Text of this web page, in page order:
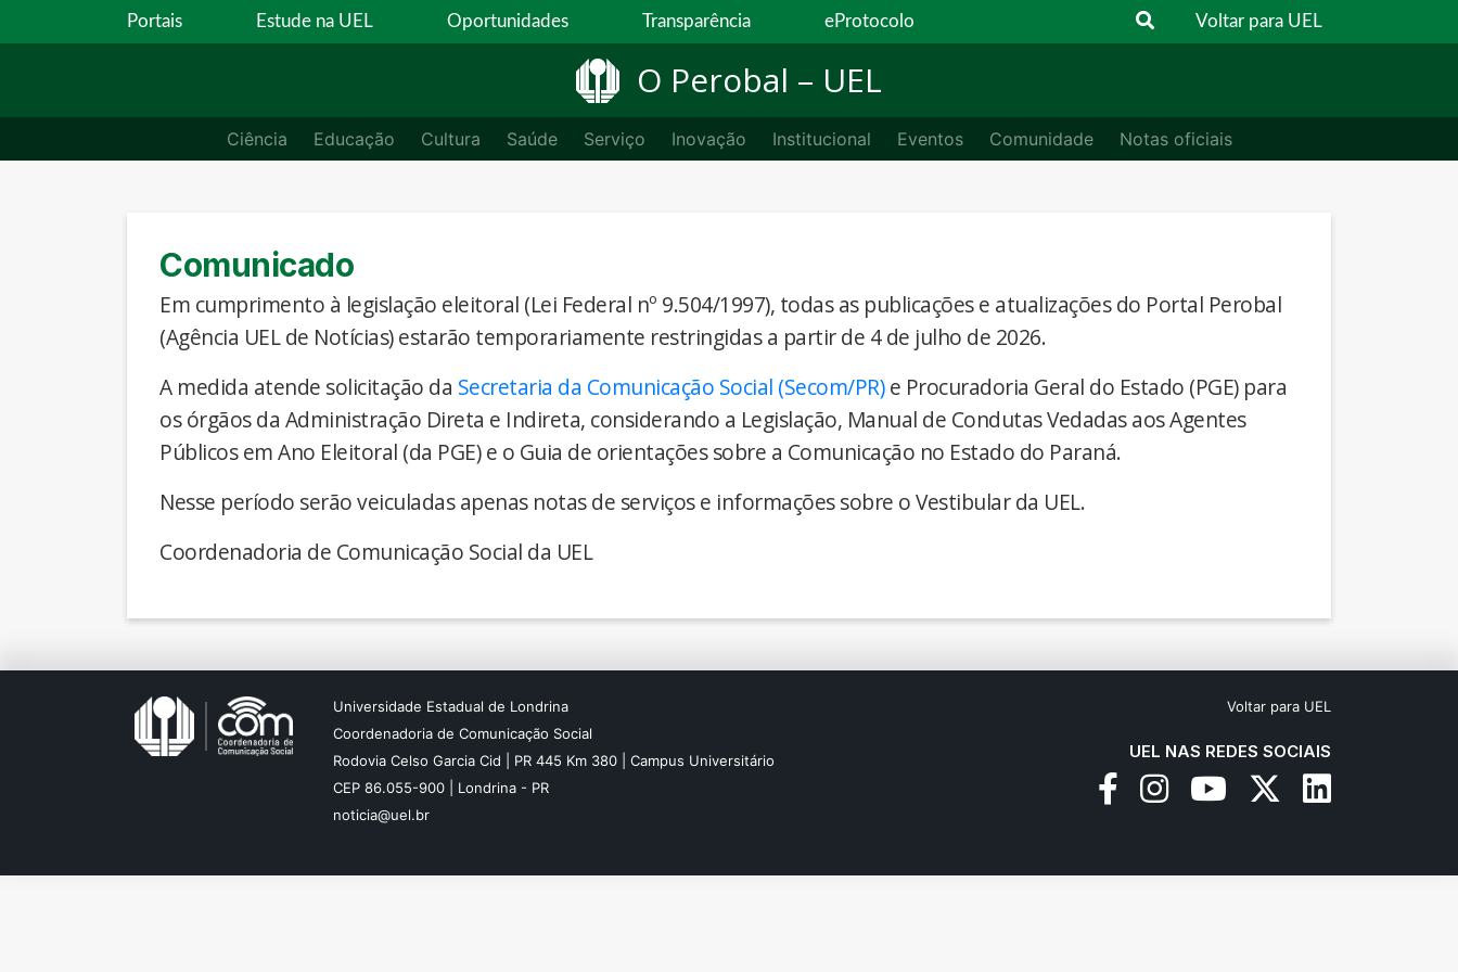
Portais Estude na UEL Oportunidades Transparência eProtocolo Voltar para UEL
O Perobal – UEL
Ciência Educação Cultura Saúde Serviço Inovação Institucional Eventos Comunidade Notas oficiais
Comunicado
Em cumprimento à legislação eleitoral (Lei Federal nº 9.504/1997), todas as publicações e atualizações do Portal Perobal
(Agência UEL de Notícias) estarão temporariamente restringidas a partir de 4 de julho de 2026.
A medida atende solicitação da Secretaria da Comunicação Social (Secom/PR)e Procuradoria Geral do Estado (PGE) para
os órgãos da Administração Direta e Indireta, considerando a Legislação, Manual de Condutas Vedadas aos Agentes
Públicos em Ano Eleitoral (da PGE) e o Guia de orientações sobre a Comunicação no Estado do Paraná.
Nesse período serão veiculadas apenas notas de serviços e informações sobre o Vestibular da UEL.
Coordenadoria de Comunicação Social da UEL
Universidade Estadual de Londrina
Coordenadoria de Comunicação Social
Rodovia Celso Garcia Cid | PR 445 Km 380 | Campus Universitário
CEP 86.055-900 | Londrina - PR
noticia@uel.br
Voltar para UEL
UEL NAS REDES SOCIAIS